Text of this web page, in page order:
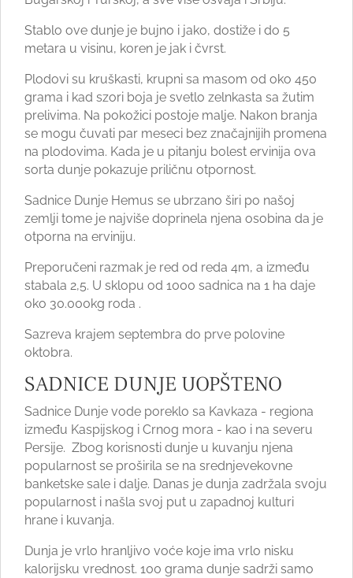
Stablo ove dunje je bujno i jako, dostiže i do 5
metara u visinu, koren je jak i čvrst.
Plodovi su kruškasti, krupni sa masom od oko 450
grama i kad szori boja je svetlo zelnkasta sa žutim
prelivima. Na pokožici postoje malje. Nakon branja
se mogu čuvati par meseci bez značajnijih promena
na plodovima. Kada je u pitanju bolest ervinija ova
sorta dunje pokazuje priličnu otpornost.
Sadnice Dunje Hemus se ubrzano širi po našoj
zemlji tome je najviše doprinela njena osobina da je
otporna na erviniju.
Preporučeni razmak je red od reda 4m, a između
stabala 2,5. U sklopu od 1000 sadnica na 1 ha daje
oko 30.000kg roda .
Sazreva krajem septembra do prve polovine
oktobra.
SADNICE DUNJE UOPŠTENO
Sadnice Dunje vode poreklo sa Kavkaza - regiona
između Kaspijskog i Crnog mora - kao i na severu
Persije. Zbog korisnosti dunje u kuvanju njena
popularnost se proširila se na srednjevekovne
banketske sale i dalje. Danas je dunja zadržala svoju
popularnost i našla svoj put u zapadnoj kulturi
hrane i kuvanja.
Dunja je vrlo hranljivo voće koje ima vrlo nisku
kalorijsku vrednost. 100 grama dunje sadrži samo